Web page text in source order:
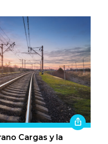
Cargas y la